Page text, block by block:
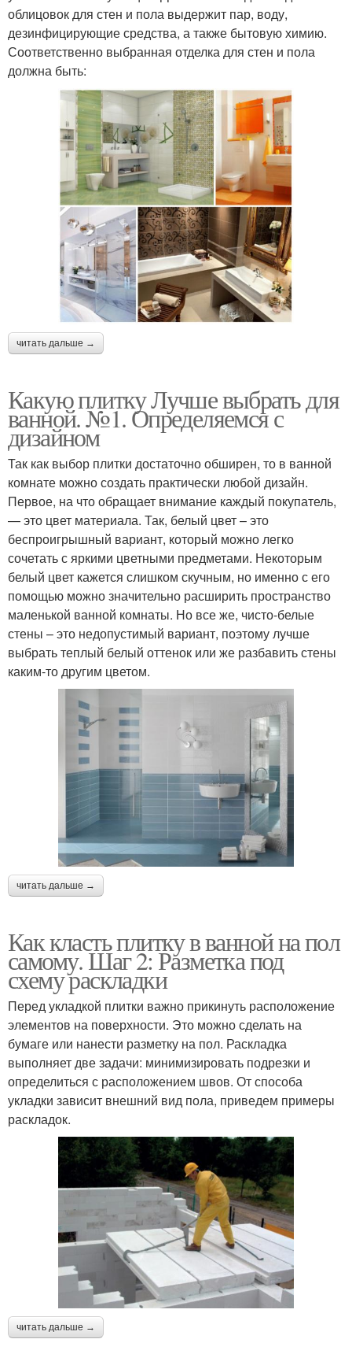
облицовок для стен и пола выдержит пар, воду,
дезинфицирующие средства, а также бытовую химию.
Соответственно выбранная отделка для стен и пола
должна быть:
читать дальше →
Какую плитку Лучше выбрать для
ванной. №1. Определяемся с
дизайном
Так как выбор плитки достаточно обширен, то в ванной
комнате можно создать практически любой дизайн.
Первое, на что обращает внимание каждый покупатель,
— это цвет материала. Так, белый цвет – это
беспроигрышный вариант, который можно легко
сочетать с яркими цветными предметами. Некоторым
белый цвет кажется слишком скучным, но именно с его
помощью можно значительно расширить пространство
маленькой ванной комнаты. Но все же, чисто-белые
стены – это недопустимый вариант, поэтому лучше
выбрать теплый белый оттенок или же разбавить стены
каким-то другим цветом.
читать дальше →
Как класть плитку в ванной на пол
самому. Шаг 2: Разметка под
схему раскладки
Перед укладкой плитки важно прикинуть расположение
элементов на поверхности. Это можно сделать на
бумаге или нанести разметку на пол. Раскладка
выполняет две задачи: минимизировать подрезки и
определиться с расположением швов. От способа
укладки зависит внешний вид пола, приведем примеры
раскладок.
читать дальше →